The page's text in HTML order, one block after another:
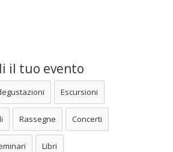
il tuo evento
Escursioni
Rassegne Concerti
Libri